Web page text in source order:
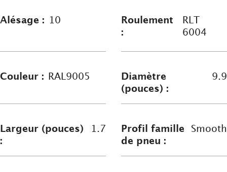
Alésage : 10
Roulement
:
RLT
6004
Couleur : RAL9005
Diamètre
(pouces) :
9.9
Largeur (pouces)
:
1.7
Profil famille
de pneu :
Smooth